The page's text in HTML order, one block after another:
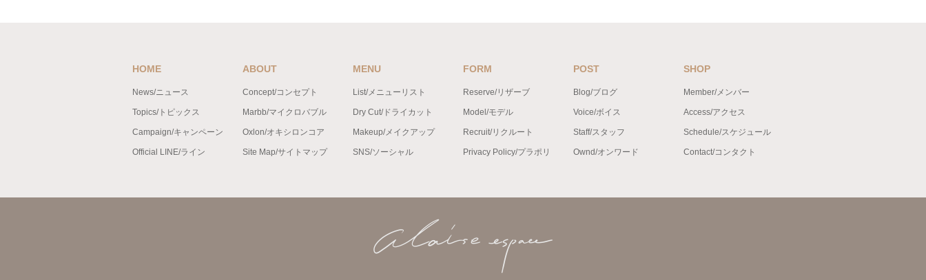
HOME
News/ニュース
Topics/トピックス
Campaign/キャンペーン
Official LINE/ライン
ABOUT
Concept/コンセプト
Marbb/マイクロバブル
Oxlon/オキシロンコア
Site Map/サイトマップ
MENU
List/メニューリスト
Dry Cut/ドライカット
Makeup/メイクアップ
SNS/ソーシャル
FORM
Reserve/リザーブ
Model/モデル
Recruit/リクルート
Privacy Policy/プラポリ
POST
Blog/ブログ
Voice/ボイス
Staff/スタッフ
Ownd/オンワード
SHOP
Member/メンバー
Access/アクセス
Schedule/スケジュール
Contact/コンタクト